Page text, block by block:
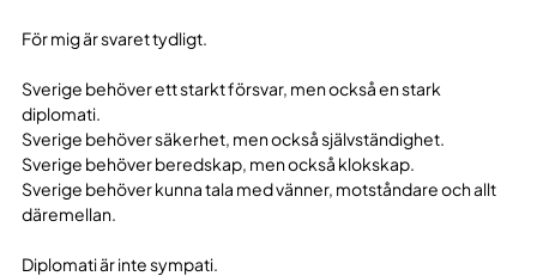
För mig är svaret tydligt.
Sverige behöver ett starkt försvar, men också en stark
diplomati.
Sverige behöver säkerhet, men också självständighet.
Sverige behöver beredskap, men också klokskap.
Sverige behöver kunna tala med vänner, motståndare och allt
däremellan.
Diplomati är inte sympati.